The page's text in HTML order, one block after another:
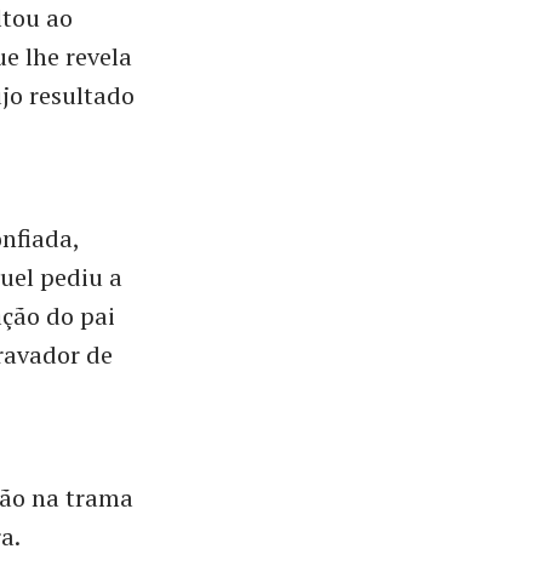
ao
lhe revela
resultado
pediu a
do pai
de
na trama